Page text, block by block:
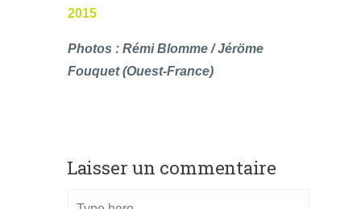
2015
Photos : Rémi Blomme / Jéröme
Fouquet (Ouest-France)
Laisser un commentaire